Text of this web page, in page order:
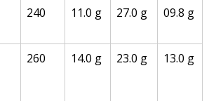
240 11.0 g 27.0 g 09.8 g
260 14.0 g 23.0 g 13.0 g